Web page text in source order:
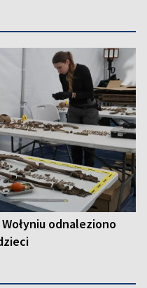
odnaleziono